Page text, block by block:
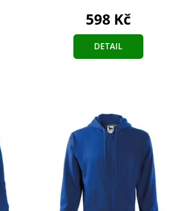
598 Kč
DETAIL